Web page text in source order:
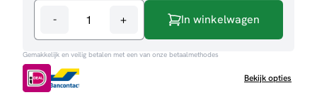
-
Apeldoorn
rond
aantal
+ In winkelwagen
Gemakkelijk en veilig betalen met een van onze betaalmethodes
Bekijk opties